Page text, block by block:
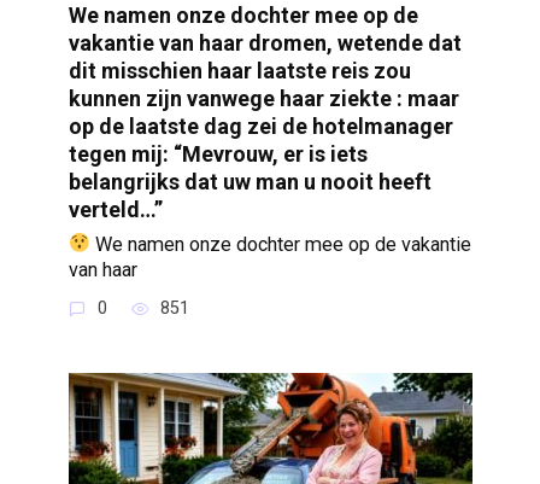
We namen onze dochter mee op de
vakantie van haar dromen, wetende dat
dit misschien haar laatste reis zou
kunnen zijn vanwege haar ziekte : maar
op de laatste dag zei de hotelmanager
tegen mij: “Mevrouw, er is iets
belangrijks dat uw man u nooit heeft
verteld…”
We namen onze dochter mee op de vakantie
van haar
0 851